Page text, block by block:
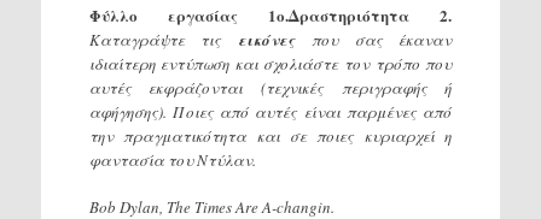
Φύλλο εργασίας 1ο.Δραστηριότητα 2.
Καταγράψτε τις εικόνεςπου σας έκαναν
ιδιαίτερη εντύπωση και σχολιάστε τον τρόπο που
αυτές εκφράζονται (τεχνικές περιγραφής ή
αφήγησης). Ποιες από αυτές είναι παρμένες από
την πραγματικότητα και σε ποιες κυριαρχεί η
φαντασία του Ντύλαν.
Bob Dylan, The Times Are A-changin.